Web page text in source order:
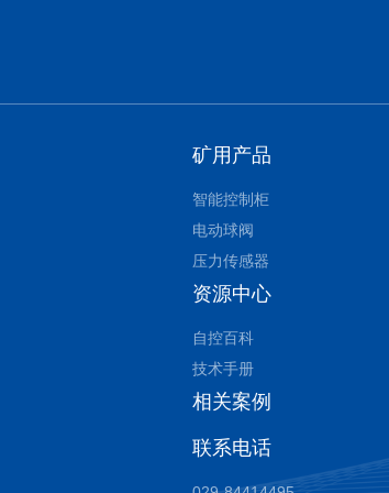
矿用产品
智能控制柜
电动球阀
压力传感器
资源中心
自控百科
技术手册
相关案例
联系电话